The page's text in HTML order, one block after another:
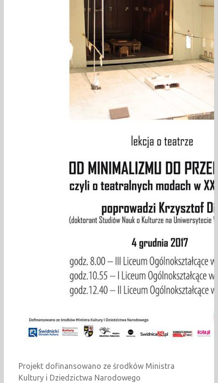
Projekt dofinansowano ze środków Ministra
Kultury i Dziedzictwa Narodowego